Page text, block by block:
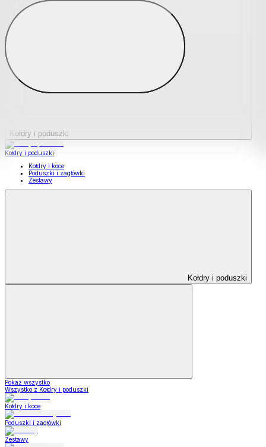
Podkładki na materace
Materace nawierzchniowe
Kołdry i poduszki
Kołdry i poduszki
Kołdry i koce
Poduszki i zagłówki
Zestawy
Kołdry i poduszki
Pokaż wszystko
Wszystko z Kołdry i poduszki
Kołdry i koce
Poduszki i zagłówki
Zestawy